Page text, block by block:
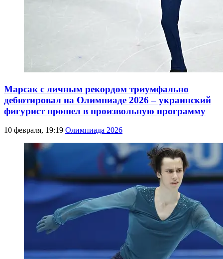
Марсак с личным рекордом триумфально
дебютировал на Олимпиаде 2026 – украинский
фигурист прошел в произвольную программу
10 февраля, 19:19 Олимпиада 2026